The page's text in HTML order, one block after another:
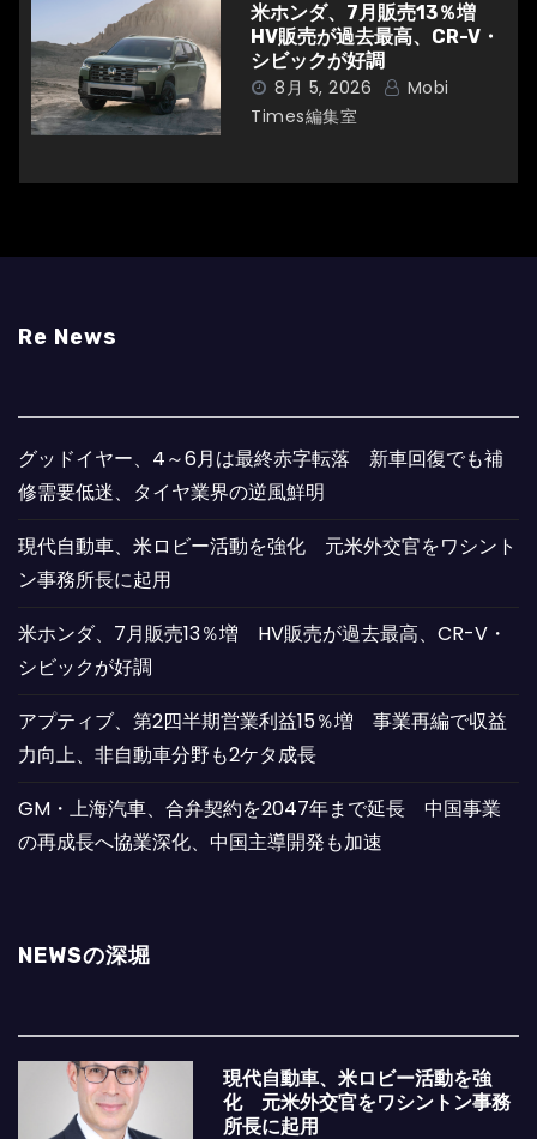
米ホンダ、7月販売13％増
HV販売が過去最高、CR-V・
シビックが好調
8月 5, 2026
Mobi
Times編集室
Re News
グッドイヤー、4～6月は最終赤字転落 新車回復でも補
修需要低迷、タイヤ業界の逆風鮮明
現代自動車、米ロビー活動を強化 元米外交官をワシント
ン事務所長に起用
米ホンダ、7月販売13％増 HV販売が過去最高、CR-V・
シビックが好調
アプティブ、第2四半期営業利益15％増 事業再編で収益
力向上、非自動車分野も2ケタ成長
GM・上海汽車、合弁契約を2047年まで延長 中国事業
の再成長へ協業深化、中国主導開発も加速
NEWSの深堀
現代自動車、米ロビー活動を強
化 元米外交官をワシントン事務
所長に起用